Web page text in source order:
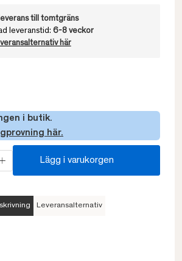
till tomtgräns
leveranstid: 6-8 veckor
här
i butik.
här.
Lägg i varukorgen
Leveransalternativ